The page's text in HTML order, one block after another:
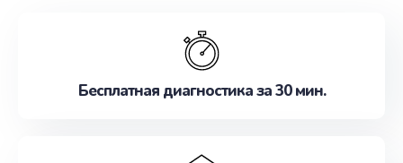
наилучшим образом. Не медлите записаться на
Бесплатная диагностика за 30 мин.